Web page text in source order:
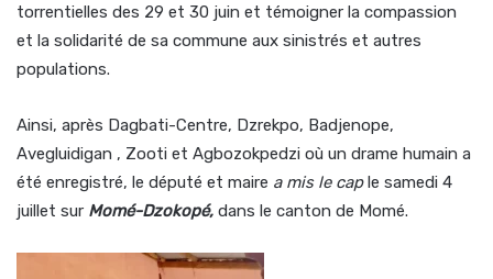
torrentielles des 29 et 30 juin et témoigner la compassion
et la solidarité de sa commune aux sinistrés et autres
populations.
Ainsi, après Dagbati-Centre, Dzrekpo, Badjenope,
Avegluidigan , Zooti et Agbozokpedzi où un drame humain a
été enregistré, le député et maire a mis le caple samedi 4
juillet sur Momé-Dzokopé, dans le canton de Momé.